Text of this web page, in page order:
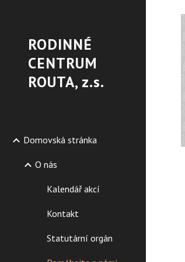
RODINNÉ
CENTRUM
ROUTA, z.s.
Domovská stránka
O nás
Kalendář akcí
Kontakt
Statutární orgán